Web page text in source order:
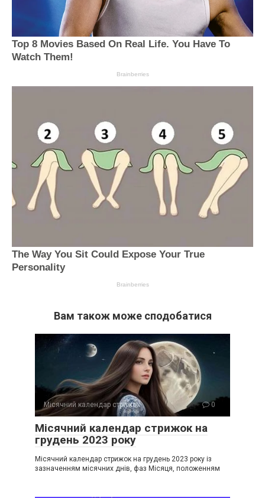
Вам також може сподобатися
Місячний календар стрижок 0
Місячний календар стрижок на
грудень 2023 року
Місячний календар стрижок на грудень 2023 року із
зазначенням місячних днів, фаз Місяця, положенням